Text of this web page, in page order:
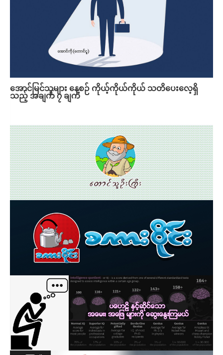
အောင်မြင်သူများ နေ့စဉ် ကိုယ့်ကိုယ်ကိုယ် သတိပေးလေ့ရှိ
သည့် အချက် ၇ ချက်